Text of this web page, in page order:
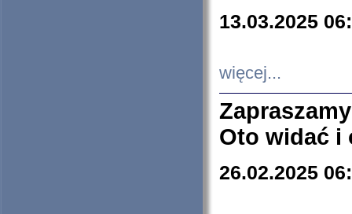
13.03.2025
więcej...
Oto widać i
26.02.2025